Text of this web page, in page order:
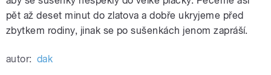
pět až deset minut do zlatova a dobře ukryjeme před
zbytkem rodiny, jinak se po sušenkách jenom zapráší.
autor: dak